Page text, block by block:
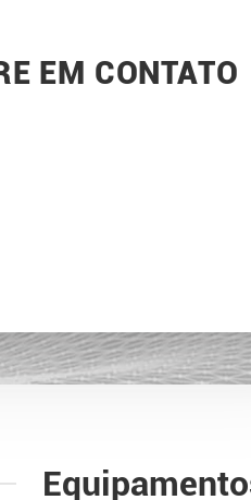
EM CONTATO